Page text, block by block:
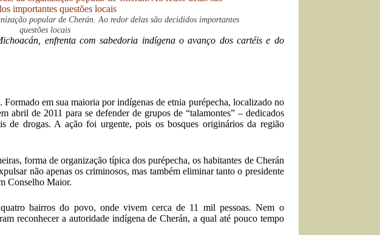
popular de Cherán. Ao redor delas são decididos importantes
questões locais
enfrenta com sabedoria indígena o avanço dos cartéis e do
em sua maioria por indígenas de etnia purépecha, localizado no
abril de 2011 para se defender de grupos de “talamontes” – dedicados
de drogas. A ação foi urgente, pois os bosques originários da região
forma de organização típica dos purépecha, os habitantes de Cherán
não apenas os criminosos, mas também eliminar tanto o presidente
Conselho Maior.
bairros do povo, onde vivem cerca de 11 mil pessoas. Nem o
reconhecer a autoridade indígena de Cherán, a qual até pouco tempo